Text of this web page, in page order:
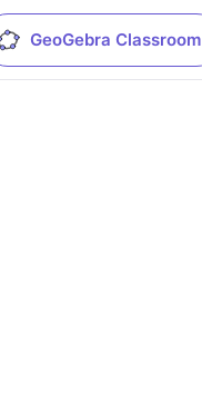
GeoGebra Classroom